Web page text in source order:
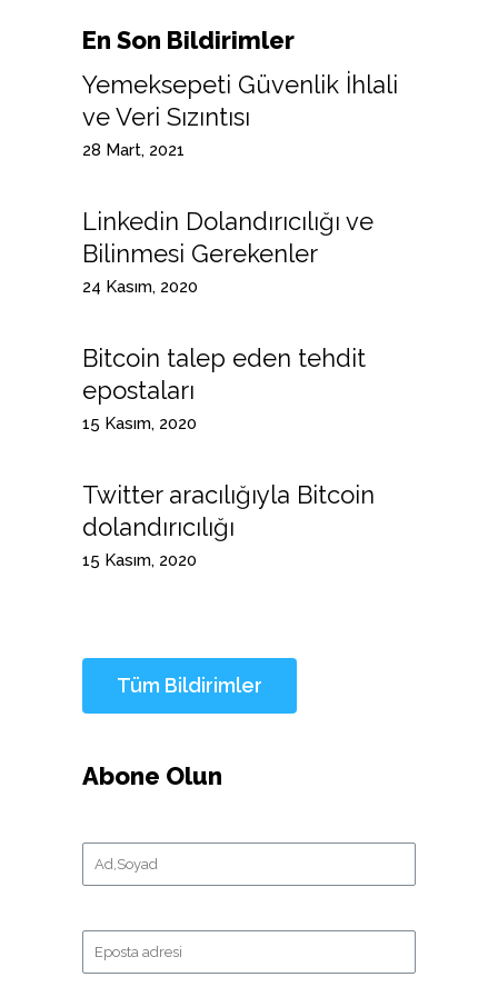
En Son Bildirimler
Yemeksepeti Güvenlik İhlali
ve Veri Sızıntısı
28 Mart, 2021
Linkedin Dolandırıcılığı ve
Bilinmesi Gerekenler
24 Kasım, 2020
Bitcoin talep eden tehdit
epostaları
15 Kasım, 2020
Twitter aracılığıyla Bitcoin
dolandırıcılığı
15 Kasım, 2020
Abone Olun